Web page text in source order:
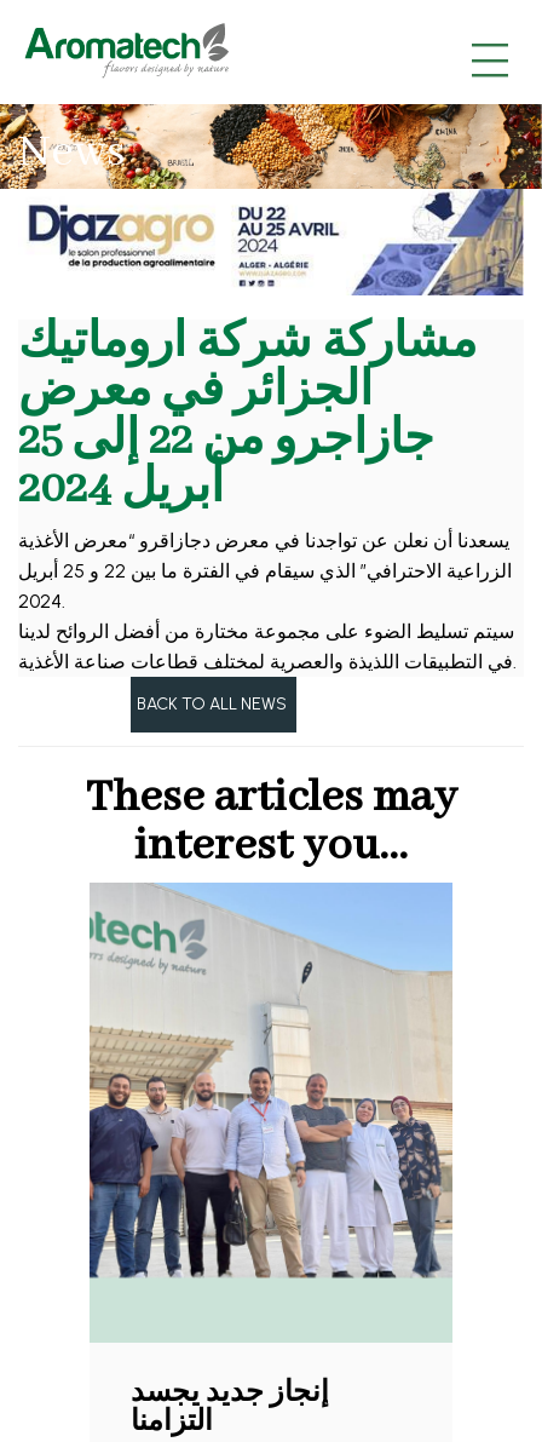
|
|
|
News
مشاركة شركة اروماتيك
الجزائر في معرض
جازاجرو من 22 إلى 25
أبريل 2024
يسعدنا أن نعلن عن تواجدنا في معرض دجازاقرو “معرض الأغذية
الزراعية الاحترافي” الذي سيقام في الفترة ما بين 22 و 25 أبريل
2024.
سيتم تسليط الضوء على مجموعة مختارة من أفضل الروائح لدينا
في التطبيقات اللذيذة والعصرية لمختلف قطاعات صناعة الأغذية.
BACK TO ALL NEWS
These articles may
interest you...
إنجاز جديد يجسد
التزامنا